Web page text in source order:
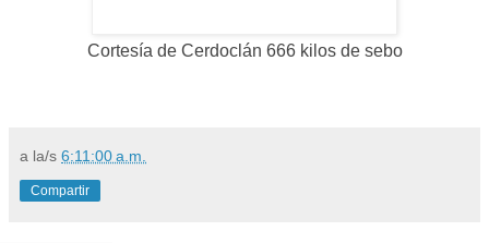
Cortesía de Cerdoclán 666 kilos de sebo
a la/s 6:11:00 a.m.
Compartir